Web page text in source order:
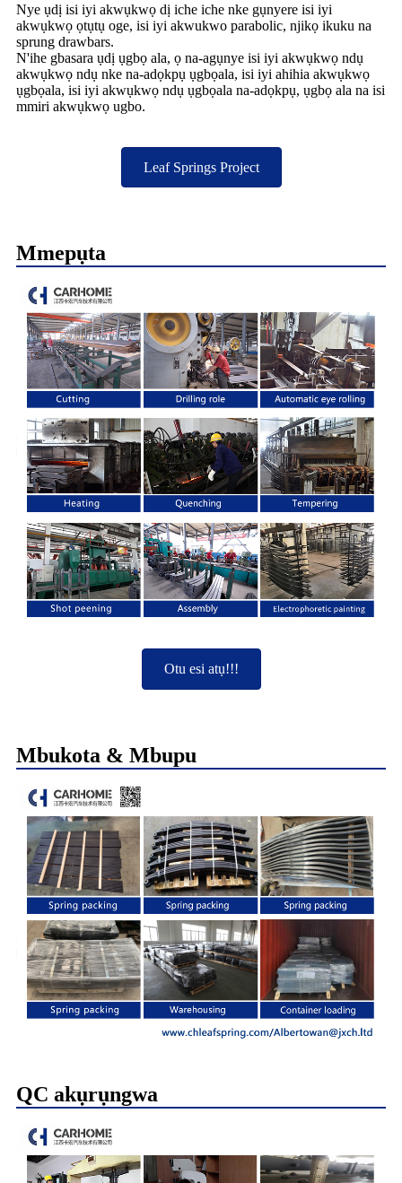
Nye ụdị isi iyi akwụkwọ dị iche iche nke gụnyere isi iyi
akwụkwọ ọtụtụ oge, isi iyi akwukwo parabolic, njikọ ikuku na
sprung drawbars.
N'ihe gbasara ụdị ụgbọ ala, ọ na-agụnye isi iyi akwụkwọ ndụ
akwụkwọ ndụ nke na-adọkpụ ụgbọala, isi iyi ahihia akwụkwọ
ụgbọala, isi iyi akwụkwọ ndụ ụgbọala na-adọkpụ, ụgbọ ala na isi
mmiri akwụkwọ ugbo.
Leaf Springs Project
Mmepụta
Otu esi atụ!!!
Mbukota & Mbupu
QC akụrụngwa